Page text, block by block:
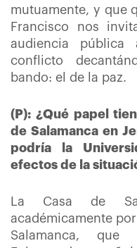
mutuamente, y que
Francisco nos
audiencia
conflicto
bando: el de la paz.
(P): ¿Qué papel
de Salamanca en
podría la
efectos de la
La Casa de
académicamente
Salamanca,